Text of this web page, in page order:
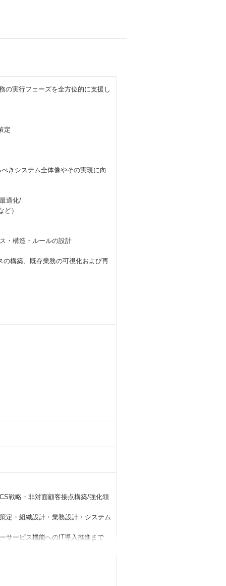
の実行フェーズを全方位的に支援し
定
きシステム全体像やその実現に向
適化/
）
・構造・ルールの設計
の構築、既存業務の可視化および再
戦略・非対面顧客接点構築/強化領
定・組織設計・業務設計・システム
サービス機能へのIT導入推進まで
の後の運用フェーズにおける